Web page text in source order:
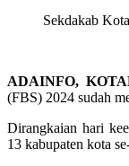
Sekdakab
ADAINFO,
(FBS) 2024 sudah
Dirangkaian hari
13 kabupaten kota